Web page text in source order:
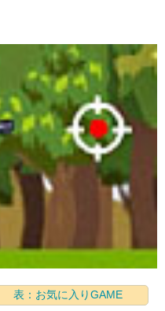
表：お気に入りGAME